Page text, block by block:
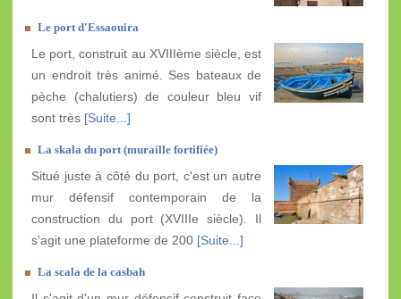
Le port d'Essaouira
Le port, construit au XVIIIème siècle, est
un endroit très animé. Ses bateaux de
pèche (chalutiers) de couleur bleu vif
sont très [Suite...]
La skala du port (muraille fortifiée)
Situé juste à côté du port, c'est un autre
mur défensif contemporain de la
construction du port (XVIIIe siècle). Il
s'agit une plateforme de 200 [Suite...]
La scala de la casbah